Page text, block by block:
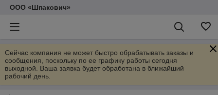
ООО «Шпакович»
Сейчас компания не может быстро обрабатывать заказы и
сообщения, поскольку по ее графику работы сегодня
выходной. Ваша заявка будет обработана в ближайший
рабочий день.